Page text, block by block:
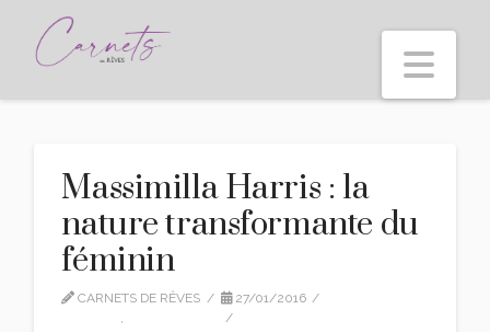
Massimilla Harris : la
nature transformante du
féminin
CARNETS DE RÊVES
27/01/2016
,